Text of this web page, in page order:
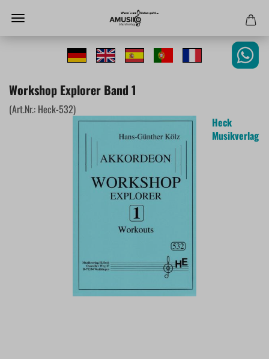
Workshop Explorer Band 1
(Art.Nr.: Heck-532)
Heck
Musikverlag